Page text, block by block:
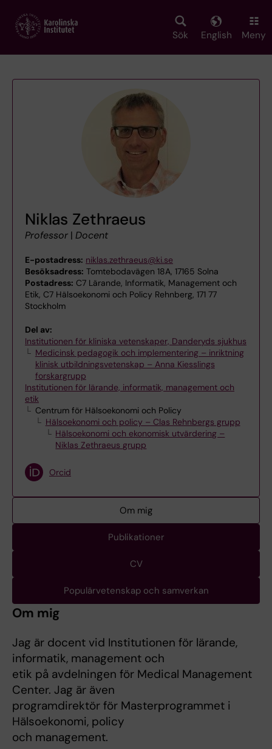
main
Sök English Meny
Niklas Zethraeus
Professor | Docent
E-postadress: niklas.zethraeus@ki.se
Besöksadress: Tomtebodavägen 18A, 17165 Solna
Postadress: C7 Lärande, Informatik, Management och
Etik, C7 Hälsoekonomi och Policy Rehnberg, 171 77
Stockholm
Del av:
Institutionen för kliniska vetenskaper, Danderyds sjukhus
Medicinsk pedagogik och implementering – inriktning
klinisk utbildningsvetenskap – Anna Kiesslings
forskargrupp
Institutionen för lärande, informatik, management och
etik
Centrum för Hälsoekonomi och Policy
Hälsoekonomi och policy – Clas Rehnbergs grupp
Hälsoekonomi och ekonomisk utvärdering –
Niklas Zethraeus grupp
Orcid
Om mig
Publikationer
CV
Populärvetenskap och samverkan
Om mig
Jag är docent vid Institutionen för lärande,
informatik, management och
etik på avdelningen för Medical Management
Center. Jag är även
programdirektör för Masterprogrammet i
Hälsoekonomi, policy
och management.